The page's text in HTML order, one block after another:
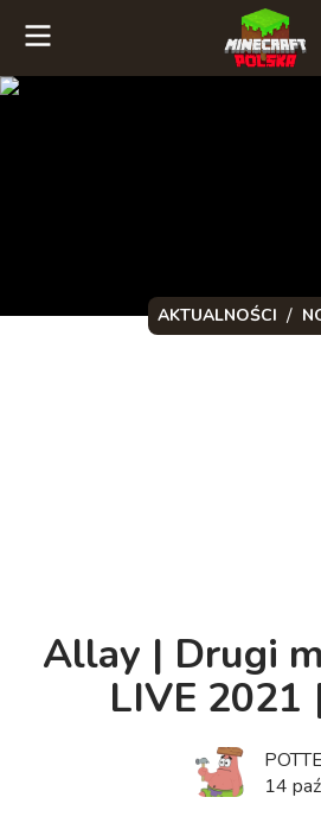
AKTUALNOŚCI /
Allay | Drugi
LIVE 2021
14